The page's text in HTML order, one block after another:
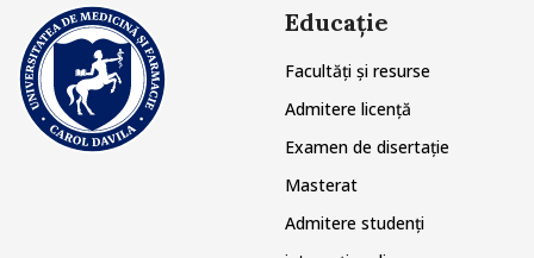
Educație
Facultăți și resurse
Admitere licență
Examen de disertație
Masterat
Admitere studenți